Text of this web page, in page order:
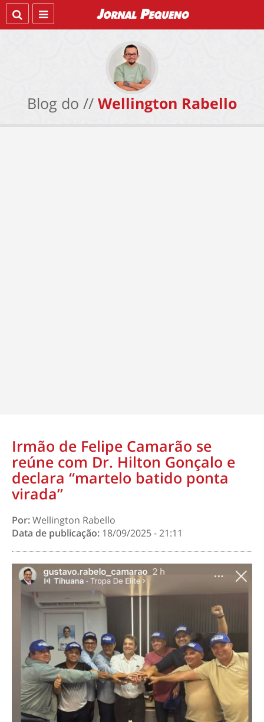
Blog do // Wellington Rabello
Irmão de Felipe Camarão se
reúne com Dr. Hilton Gonçalo e
declara “martelo batido ponta
virada”
Por:Wellington Rabello
Data de publicação: 18/09/2025 - 21:11